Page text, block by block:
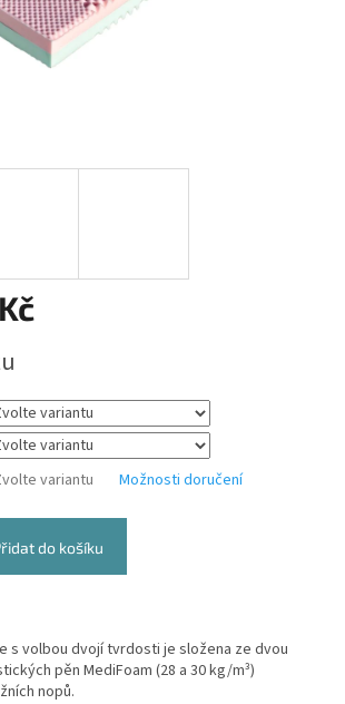
variantu Možnosti doručení
do košíku
s volbou dvojí tvrdosti je složena ze dvou
pěn MediFoam (28 a 30 kg/m³)
nopů.